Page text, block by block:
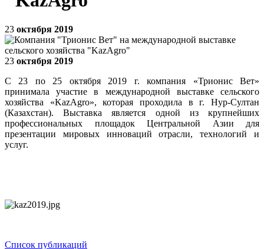
23 октября 2019
23 октября 2019
С 23 по 25 октября 2019 г. компания «Трионис Вет»
принимала участие в международной выставке сельского
хозяйства «KazAgro», которая проходила в г. Нур-Султан
(Казахстан). Выставка является одной из крупнейших
профессиональных площадок Центральной Азии для
презентации мировых инноваций отрасли, технологий и
услуг.
Список публикаций